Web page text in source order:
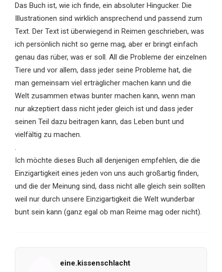
Das Buch ist, wie ich finde, ein absoluter Hingucker. Die
Illustrationen sind wirklich ansprechend und passend zum
Text. Der Text ist überwiegend in Reimen geschrieben, was
ich persönlich nicht so gerne mag, aber er bringt einfach
genau das rüber, was er soll. All die Probleme der einzelnen
Tiere und vor allem, dass jeder seine Probleme hat, die
man gemeinsam viel erträglicher machen kann und die
Welt zusammen etwas bunter machen kann, wenn man
nur akzeptiert dass nicht jeder gleich ist und dass jeder
seinen Teil dazu beitragen kann, das Leben bunt und
vielfältig zu machen.
.
Ich möchte dieses Buch all denjenigen empfehlen, die die
Einzigartigkeit eines jeden von uns auch großartig finden,
und die der Meinung sind, dass nicht alle gleich sein sollten
weil nur durch unsere Einzigartigkeit die Welt wunderbar
bunt sein kann (ganz egal ob man Reime mag oder nicht).
eine.kissenschlacht